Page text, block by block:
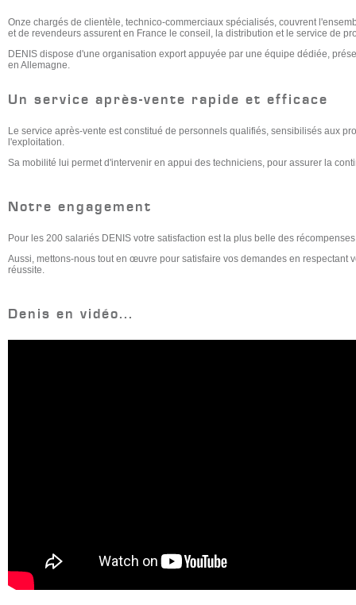
Onze chargés de clientèle, technico-commerciaux spécialisés, couvrent
et de revendeurs assurent en France le conseil, la distribution et le service de
DENIS dispose d'une organisation export appuyée par une équipe dédiée,
en Allemagne.
Un service après-vente rapide et efficace
Le service après-vente est constitué de personnels qualifiés, sensibilisés aux
l'exploitation.
Sa mobilité lui permet d'intervenir en appui des techniciens, pour assurer la
Notre engagement
Pour les 200 salariés DENIS votre satisfaction est la plus belle des
Aussi, mettons-nous tout en œuvre pour satisfaire vos demandes en respectant
réussite.
Denis en vidéo...